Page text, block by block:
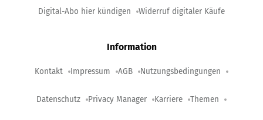
Digital-Abo hier kündigen Widerruf digitaler Käufe
Information
Kontakt Impressum AGB Nutzungsbedingungen
Datenschutz Privacy Manager Karriere Themen